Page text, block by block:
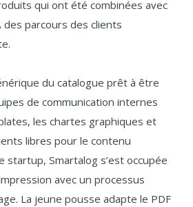
qui ont été combinées avec
parcours des clients
du catalogue prêt à être
de communication internes
les chartes graphiques et
libres pour le contenu
startup, Smartalog s’est occupée
avec un processus
La jeune pousse adapte le PDF